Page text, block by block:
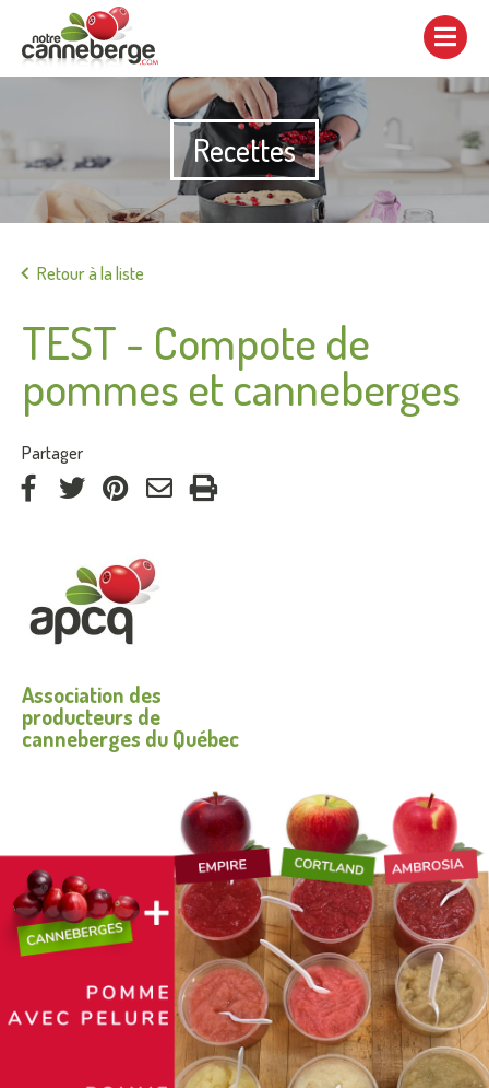
Afficher/cacher
navigation
Recettes
Retour à la liste
TEST - Compote de
pommes et canneberges
Partager:
Association des
producteurs de
canneberges du Québec